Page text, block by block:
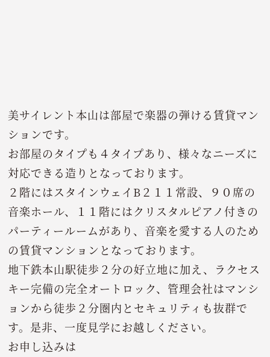
美サイレント本山は部屋で楽器の弾ける賃貸マン
ションです。
お部屋のタイプも４タイプあり、様々なニーズに
対応できる造りとなっております。
２階にはスタインウェイB２１１常設、９０席の
音楽ホール、１１階にはクリスタルピアノ付きの
パーティールームがあり、音楽を愛する人のため
の賃貸マンションとなっております。
地下鉄本山駅徒歩２分の好立地に加え、ラクセス
キー完備の完全オートロック、管理会社はマンシ
ョンから徒歩２分圏内とセキュリティも抜群で
す。是非、一度見学にお越しください。
お申し込みは